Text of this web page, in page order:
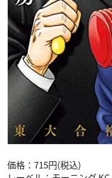
価格：715円(税込)